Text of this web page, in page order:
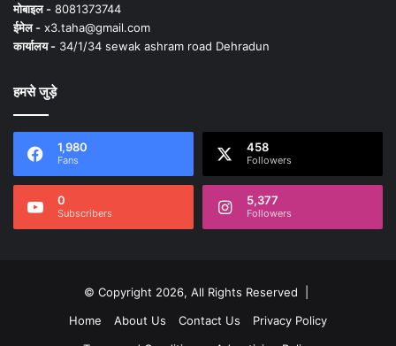
मोबाइल - 8081373744
ईमेल - x3.taha@gmail.com
कार्यालय - 34/1/34 sewak ashram road Dehradun
हमसे जुड़े
1,980
Fans
458
Followers
0
Subscribers
5,377
Followers
© Copyright 2026, All Rights Reserved |
Home
About Us Contact Us
Privacy Policy